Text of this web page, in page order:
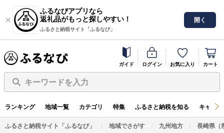
ふるなびアプリなら
返礼品がもっと探しやすい！
ふるさと納税サイト「ふるなび」
開く
ガイド ログイン お気に入り カート
キーワードを入力
ランキング 地域一覧 カテゴリ 特集 ふるさと納税を知る キャン
ふるさと納税サイト「ふるなび」 地域でさがす 九州地方 長崎県（